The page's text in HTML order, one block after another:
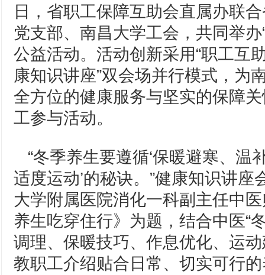
日，省职工保障互助会直属办联
党支部、南昌大学工会，共同举办
公益活动。活动创新采用“职工互
康知识讲座”双会场并行模式，为
全方位的健康服务与坚实的保障
工参与活动。
“冬季养生要遵循‘保暖避寒、温
适度运动’的秘诀。”健康知识讲座
大学附属医院消化一科副主任中
养生吃穿住行》为题，结合中医“
调理、保暖技巧、作息优化、运
教职工介绍贴合日常、切实可行